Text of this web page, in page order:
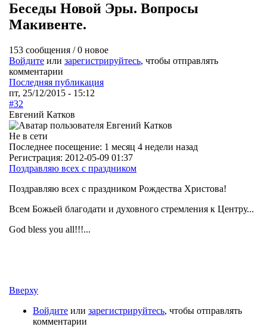
Беседы Новой Эры. Вопросы
Макивенте.
153 сообщения / 0 новое
Войдите или зарегистрируйтесь, чтобы отправлять
комментарии
Последняя публикация
пт, 25/12/2015 - 15:12
#32
Евгений Катков
Не в сети
Последнее посещение: 1 месяц 4 недели назад
Регистрация: 2012-05-09 01:37
Поздравляю всех с праздником
Поздравляю всех с праздником Рождества Христова!
Всем Божьей благодати и духовного стремления к Центру...
God bless you all!!!...
Вверху
Войдите или зарегистрируйтесь, чтобы отправлять
комментарии